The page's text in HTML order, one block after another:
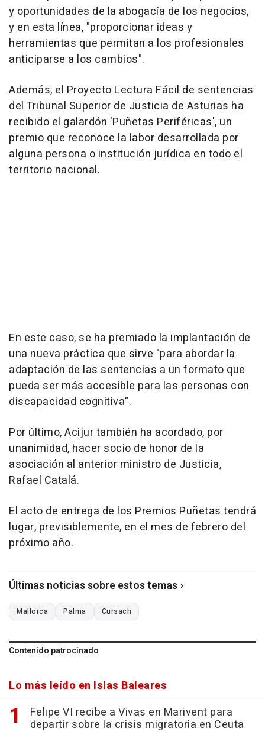
y oportunidades de la abogacía de los negocios,
y en esta línea, "proporcionar ideas y
herramientas que permitan a los profesionales
anticiparse a los cambios".
Además, el Proyecto Lectura Fácil de sentencias
del Tribunal Superior de Justicia de Asturias ha
recibido el galardón 'Puñetas Periféricas', un
premio que reconoce la labor desarrollada por
alguna persona o institución jurídica en todo el
territorio nacional.
En este caso, se ha premiado la implantación de
una nueva práctica que sirve "para abordar la
adaptación de las sentencias a un formato que
pueda ser más accesible para las personas con
discapacidad cognitiva".
Por último, Acijur también ha acordado, por
unanimidad, hacer socio de honor de la
asociación al anterior ministro de Justicia,
Rafael Catalá.
El acto de entrega de los Premios Puñetas tendrá
lugar, previsiblemente, en el mes de febrero del
próximo año.
Últimas noticias sobre estos temas
Mallorca Palma Cursach
Contenido patrocinado
Lo más leído en Islas Baleares
Felipe VI recibe a Vivas en Marivent para
departir sobre la crisis migratoria en Ceuta